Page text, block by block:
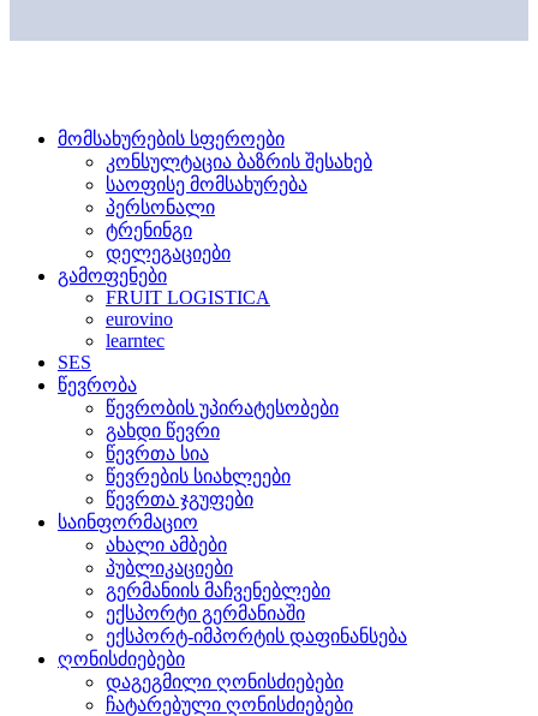
მომსახურების სფეროები
კონსულტაცია ბაზრის შესახებ
საოფისე მომსახურება
პერსონალი
ტრენინგი
დელეგაციები
გამოფენები
FRUIT LOGISTICA
eurovino
learntec
SES
წევრობა
წევრობის უპირატესობები
გახდი წევრი
წევრთა სია
წევრების სიახლეები
წევრთა ჯგუფები
საინფორმაციო
ახალი ამბები
პუბლიკაციები
გერმანიის მაჩვენებლები
ექსპორტი გერმანიაში
ექსპორტ-იმპორტის დაფინანსება
ღონისძიებები
დაგეგმილი ღონისძიებები
ჩატარებული ღონისძიებები